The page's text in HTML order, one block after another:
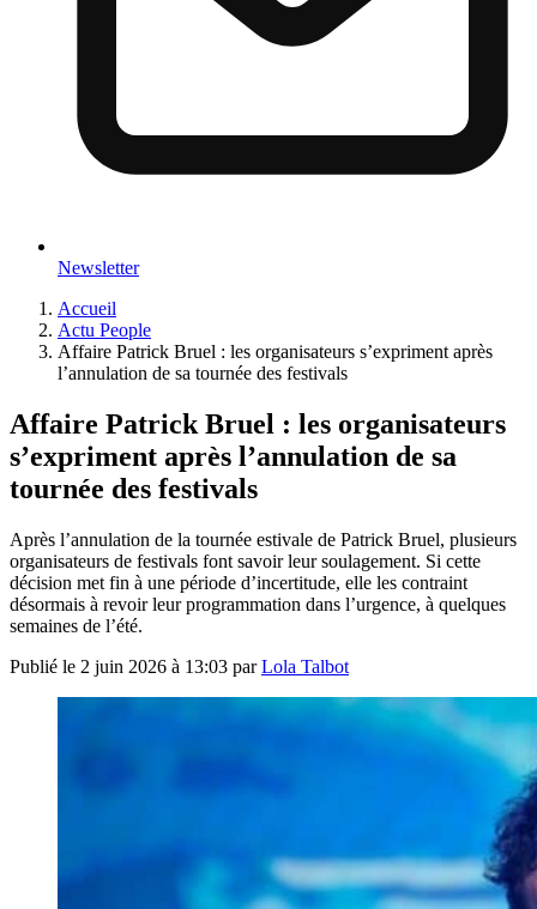
Newsletter
Accueil
Actu People
Affaire Patrick Bruel : les organisateurs s’expriment après
l’annulation de sa tournée des festivals
Affaire Patrick Bruel : les organisateurs
s’expriment après l’annulation de sa
tournée des festivals
Après l’annulation de la tournée estivale de Patrick Bruel, plusieurs
organisateurs de festivals font savoir leur soulagement. Si cette
décision met fin à une période d’incertitude, elle les contraint
désormais à revoir leur programmation dans l’urgence, à quelques
semaines de l’été.
Publié le 2 juin 2026 à 13:03 parLola Talbot